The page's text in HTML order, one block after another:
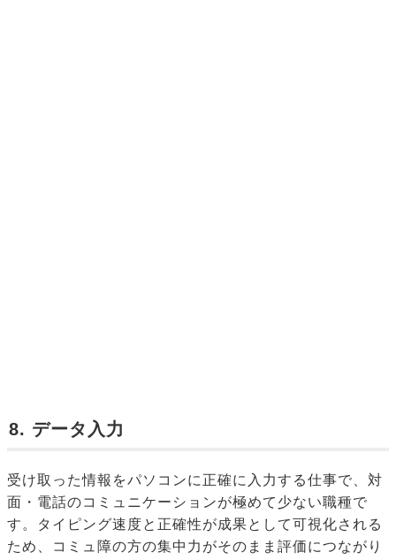
8. データ入力
受け取った情報をパソコンに正確に入力する仕事で、対
面・電話のコミュニケーションが極めて少ない職種で
す。タイピング速度と正確性が成果として可視化される
ため、コミュ障の方の集中力がそのまま評価につながり